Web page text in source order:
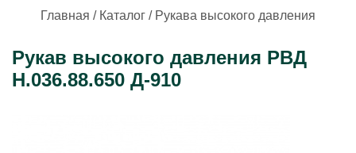
Главная / Каталог / Рукава высокого давления
Рукав высокого давления РВД
Н.036.88.650 Д-910